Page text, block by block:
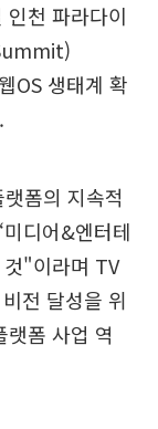
천 파라다이
OS 생태계 확
폼의 지속적
디어&엔터테
것"이라며 TV
전 달성을 위
폼 사업 역